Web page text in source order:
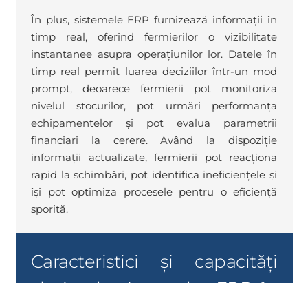
În plus, sistemele ERP furnizează informații în
timp real, oferind fermierilor o vizibilitate
instantanee asupra operațiunilor lor. Datele în
timp real permit luarea deciziilor într-un mod
prompt, deoarece fermierii pot monitoriza
nivelul stocurilor, pot urmări performanța
echipamentelor și pot evalua parametrii
financiari la cerere. Având la dispoziție
informații actualizate, fermierii pot reacționa
rapid la schimbări, pot identifica ineficiențele și
își pot optimiza procesele pentru o eficiență
sporită.
Caracteristici și capacități